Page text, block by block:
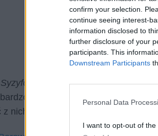
confirm your selection.
continue seeing interest-
information disclosed to
further disclosure of your
participants. This
Downstream Participants
Personal Data
I want to opt-out of the
Syzyfowe prace,by rozliczyć się z
młodych ludzi, którzy od
nich tożsamość polską, a zastąpić